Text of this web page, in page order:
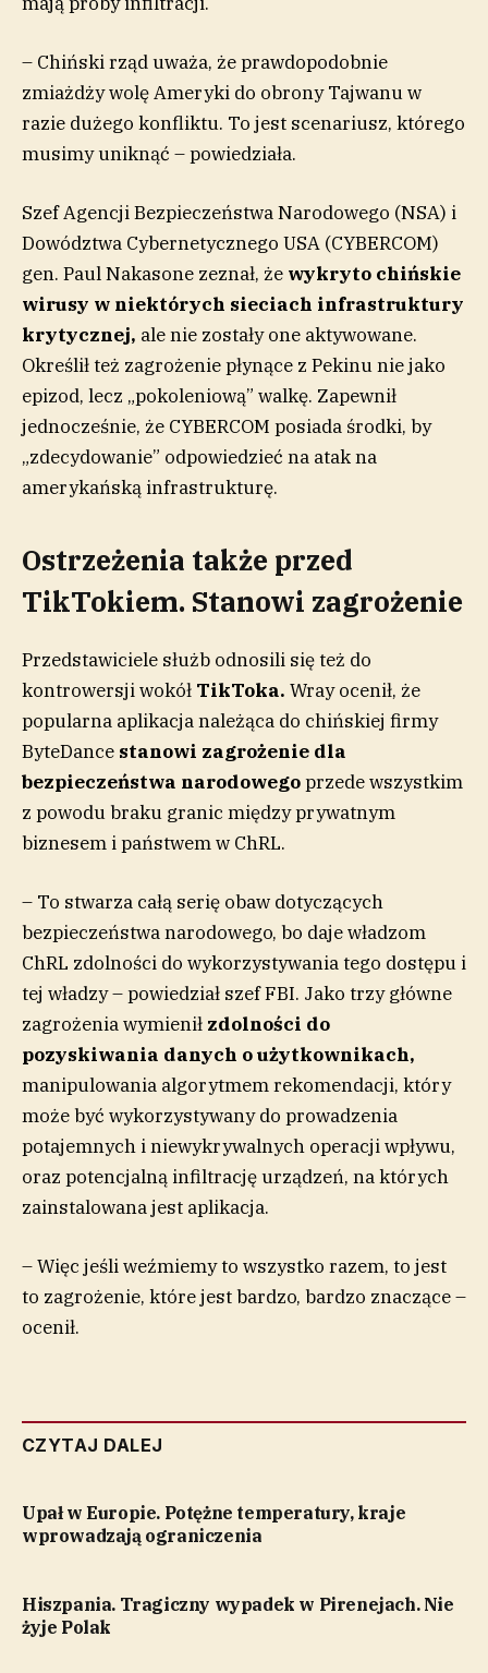
– Chiński rząd uważa, że prawdopodobnie
zmiażdży wolę Ameryki do obrony Tajwanu w
razie dużego konfliktu. To jest scenariusz, którego
musimy uniknąć – powiedziała.
Szef Agencji Bezpieczeństwa Narodowego (NSA) i
Dowództwa Cybernetycznego USA (CYBERCOM)
gen. Paul Nakasone zeznał, że wykryto chińskie
wirusy w niektórych sieciach infrastruktury
krytycznej, ale nie zostały one aktywowane.
Określił też zagrożenie płynące z Pekinu nie jako
epizod, lecz „pokoleniową” walkę. Zapewnił
jednocześnie, że CYBERCOM posiada środki, by
„zdecydowanie” odpowiedzieć na atak na
amerykańską infrastrukturę.
Ostrzeżenia także przed
TikTokiem. Stanowi zagrożenie
Przedstawiciele służb odnosili się też do
kontrowersji wokół TikToka. Wray ocenił, że
popularna aplikacja należąca do chińskiej firmy
ByteDance stanowi zagrożenie dla
bezpieczeństwa narodowegoprzede wszystkim
z powodu braku granic między prywatnym
biznesem i państwem w ChRL.
– To stwarza całą serię obaw dotyczących
bezpieczeństwa narodowego, bo daje władzom
ChRL zdolności do wykorzystywania tego dostępu i
tej władzy – powiedział szef FBI. Jako trzy główne
zagrożenia wymienił zdolności do
pozyskiwania danych o użytkownikach,
manipulowania algorytmem rekomendacji, który
może być wykorzystywany do prowadzenia
potajemnych i niewykrywalnych operacji wpływu,
oraz potencjalną infiltrację urządzeń, na których
zainstalowana jest aplikacja.
– Więc jeśli weźmiemy to wszystko razem, to jest
to zagrożenie, które jest bardzo, bardzo znaczące –
ocenił.
CZYTAJ DALEJ
Upał w Europie. Potężne temperatury, kraje
wprowadzają ograniczenia
Hiszpania. Tragiczny wypadek w Pirenejach. Nie
żyje Polak